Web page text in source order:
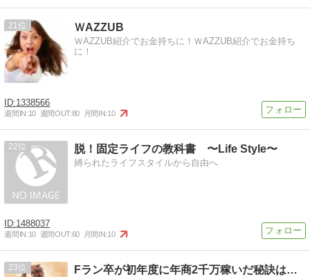
21 ＷAZZUB
ＷAZZUB紹介でお金持ちに！ＷAZZUB紹介でお金持ち
に！
1338566
週間IN:10 週間OUT:80 月間IN:10
22 脱！固定ライフの教科書 〜Life Style〜
縛られたライフスタイルから自由へ
1488037
週間IN:10 週間OUT:60 月間IN:10
23 Fラン卒が初年度に年商2千万稼いだ秘訣は◯◯◯にあった？